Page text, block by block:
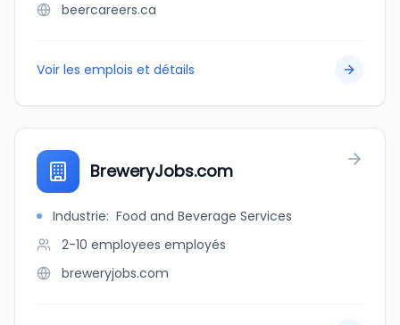
beercareers.ca
Voir les emplois et détails
BreweryJobs.com
Industrie: Food and Beverage Services
2-10 employees employés
breweryjobs.com